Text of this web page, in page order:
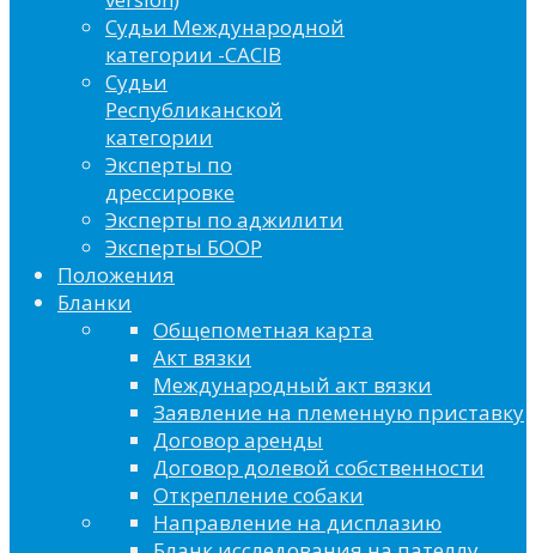
Судьи Международной
категории -CACIB
Судьи
Республиканской
категории
Эксперты по
дрессировке
Эксперты по аджилити
Эксперты БООР
Положения
Бланки
Общепометная карта
Акт вязки
Международный акт вязки
Заявление на племенную приставку
Договор аренды
Договор долевой собственности
Открепление собаки
Направление на дисплазию